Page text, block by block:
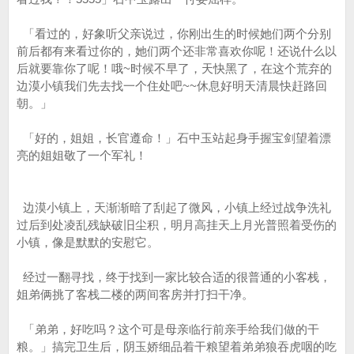
「看过的，好象听父亲说过，你刚出生的时候她们两个分别
前后都有来看过你的，她们两个还非常喜欢你呢！还说什么以
后就要靠你了呢！哦~时候不早了，天快黑了，在这个荒弃的
边漠小镇我们先去找一个住处吧~~休息好明天清晨快赶路回
朝。」
「好的，姐姐，长官遵命！」石中玉站起身手握宝剑望着漂
亮的姐姐敬了一个军礼！
边漠小镇上，天渐渐暗了刮起了微风，小镇上经过战争洗礼
过后到处凌乱残缺破旧尘积，明月高挂天上月光普照着受伤的
小镇，像是默默的安慰它。
经过一翻寻找，终于找到一家比较合适的很普通的小客栈，
姐弟俩挑了客栈二楼的两间客房并打扫干净。
「弟弟，好吃吗？这个可是母亲临行前亲手给我们做的干
粮。」搞完卫生后，阴玉娇细品着干粮望着弟弟狼吞虎咽的吃